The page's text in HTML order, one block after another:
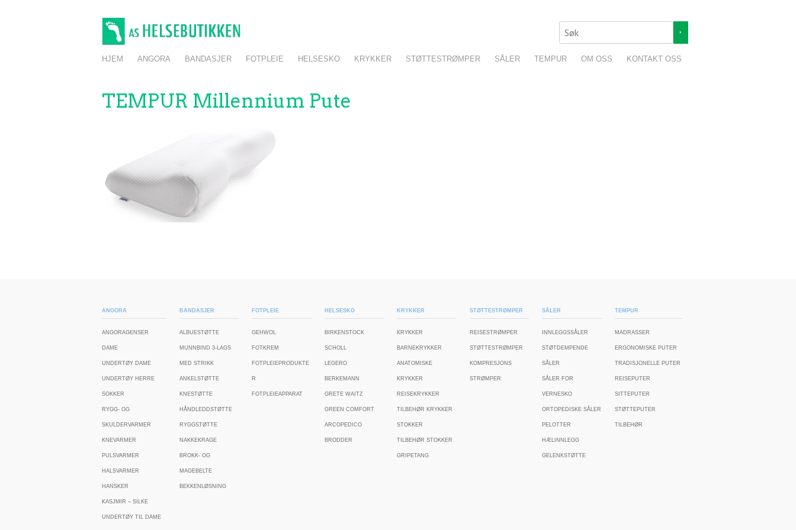
Menu
Skip to content
HJEM ANGORA BANDASJER FOTPLEIE HELSESKO KRYKKER STØTTESTRØMPER SÅLER TEMPUR OM OSS KONTAKT OSS
TEMPUR Millennium Pute
ANGORA
ANGORAGENSER
DAME
UNDERTØY DAME
UNDERTØY HERRE
SOKKER
RYGG- OG
SKULDERVARMER
KNEVARMER
PULSVARMER
HALSVARMER
HANSKER
KASJMIR – SILKE
UNDERTØY TIL DAME
BANDASJER
ALBUESTØTTE
MUNNBIND 3-LAGS
MED STRIKK
ANKELSTØTTE
KNESTØTTE
HÅNDLEDDSTØTTE
RYGGSTØTTE
NAKKEKRAGE
BROKK- OG
MAGEBELTE
BEKKENLØSNING
FOTPLEIE
GEHWOL
FOTKREM
FOTPLEIEPRODUKTE
R
FOTPLEIEAPPARAT
HELSESKO
BIRKENSTOCK
SCHOLL
LEGERO
BERKEMANN
GRETE WAITZ
GREEN COMFORT
ARCOPEDICO
BRODDER
KRYKKER
KRYKKER
BARNEKRYKKER
ANATOMISKE
KRYKKER
REISEKRYKKER
TILBEHØR KRYKKER
STOKKER
TILBEHØR STOKKER
GRIPETANG
STØTTESTRØMPER
REISESTRØMPER
STØTTESTRØMPER
KOMPRESJONS
STRØMPER
SÅLER
INNLEGGSSÅLER
STØTDEMPENDE
SÅLER
SÅLER FOR
VERNESKO
ORTOPEDISKE SÅLER
PELOTTER
HÆLINNLEGG
GELENKSTØTTE
TEMPUR
MADRASSER
ERGONOMISKE PUTER
TRADISJONELLE PUTER
REISEPUTER
SITTEPUTER
STØTTEPUTER
TILBEHØR